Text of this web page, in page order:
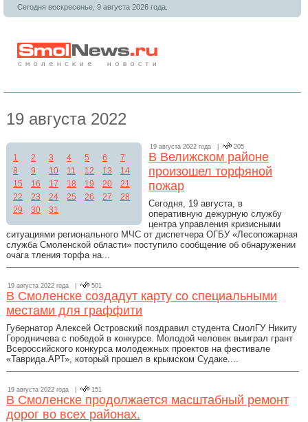
Сегодня воскресенье, 9 августа 2026 года.
19 августа 2022
1 2 3 4 5 6
7
8
9 10 11 12 13
14
15
16 17 18 19 20
21
22
23 24 25 26 27
28
29
30 31
19 августа 2022 года | 205
В Велижском районе
произошел торфяной
пожар
Сегодня, 19 августа, в
оперативную дежурную службу
центра управления кризисными
ситуациями регионального МЧС от диспетчера ОГБУ «Лесопожарная
служба Смоленской области» поступило сообщение об обнаружении
очага тления торфа на...
19 августа 2022 года | 501
В Смоленске создадут карту со специальными
местами для граффити
Губернатор Алексей Островский поздравил студента СмолГУ Никиту
Городничева с победой в конкурсе. Молодой человек выиграл грант
Всероссийского конкурса молодежных проектов на фестивале
«Таврида.АРТ», который прошел в крымском Судаке....
19 августа 2022 года | 151
В Смоленске продолжается масштабный ремонт
дорог во всех районах.